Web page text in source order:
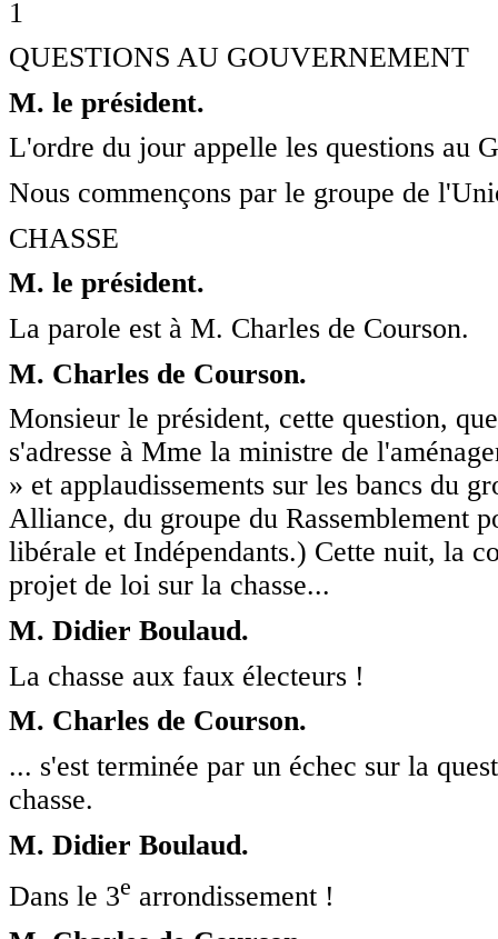
1
QUESTIONS AU GOUVERNEMENT
M. le président.
L'ordre du jour appelle les questions au
Nous commençons par le groupe de
CHASSE
M. le président.
La parole est à M. Charles de Courson.
M. Charles de Courson.
Monsieur le président, cette question,
s'adresse à Mme la ministre de
» et applaudissements sur les bancs du
Alliance, du groupe du Rassemblement
libérale et Indépendants.) Cette nuit, la
projet de loi sur la chasse...
M. Didier Boulaud.
La chasse aux faux électeurs !
M. Charles de Courson.
... s'est terminée par un échec sur la
chasse.
M. Didier Boulaud.
Dans le 3e arrondissement !